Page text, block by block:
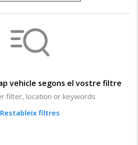
vehicle segons el vostre filtre
filter, location or keywords
Restableix filtres